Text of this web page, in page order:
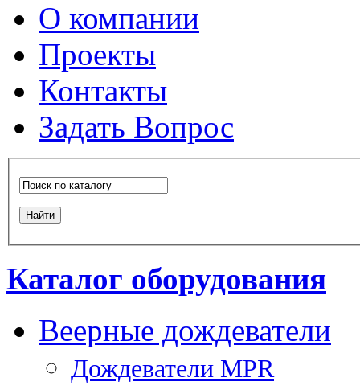
О компании
Проекты
Контакты
Задать Вопрос
Каталог оборудования
Веерные дождеватели
Дождеватели MPR